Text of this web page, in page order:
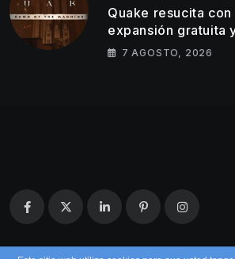
Quake resucita con
expansión gratuita
todos los detalles
7 AGOSTO, 2026